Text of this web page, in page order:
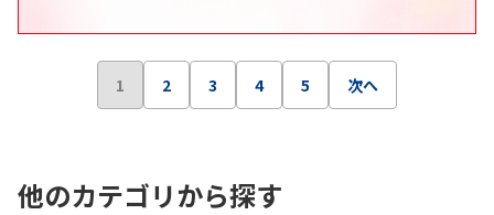
1 2 3 4 5 次へ
他のカテゴリから探す